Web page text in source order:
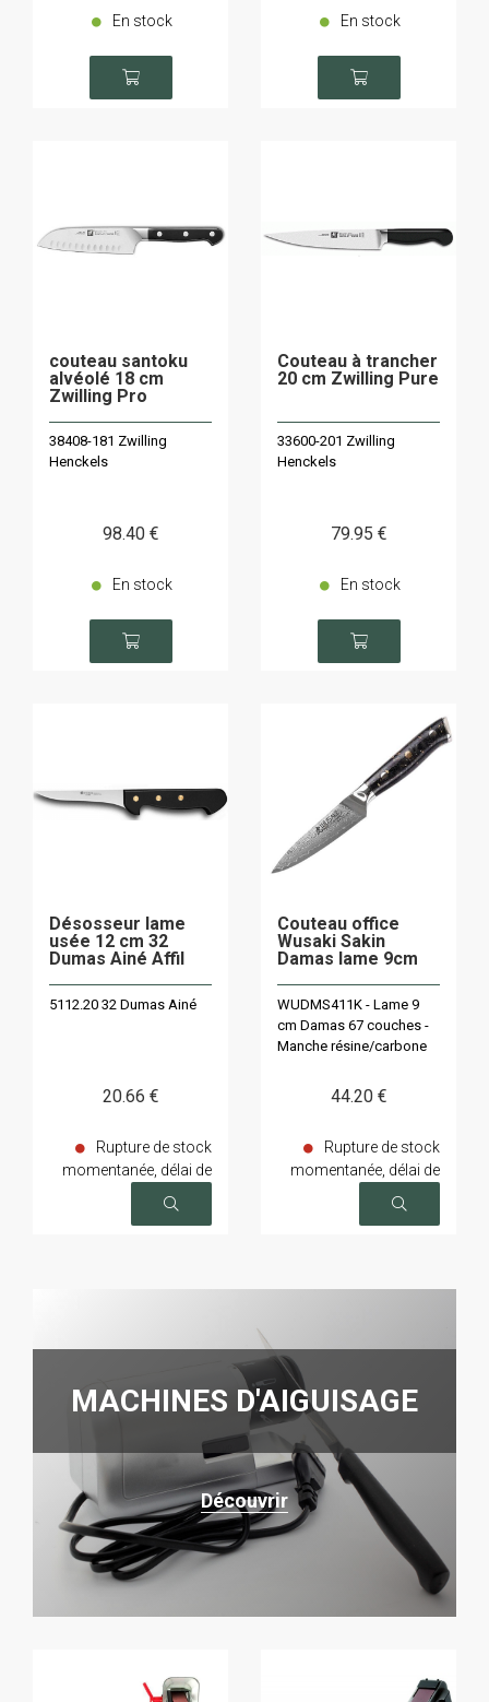
En stock En stock
couteau santoku
alvéolé 18 cm
Zwilling Pro
38408-181 Zwilling
Henckels
98.40 €
En stock
Couteau à trancher
20 cm Zwilling Pure
33600-201 Zwilling
Henckels
79.95 €
En stock
Désosseur lame
usée 12 cm 32
Dumas Ainé Affil
5112.20 32 Dumas Ainé
20.66 €
Rupture de stock
momentanée, délai de
livraison sur demande
Couteau office
Wusaki Sakin
Damas lame 9cm
WUDMS411K - Lame 9
cm Damas 67 couches -
Manche résine/carbone
44.20 €
Rupture de stock
momentanée, délai de
livraison sur demande
MACHINES D'AIGUISAGE
Découvrir